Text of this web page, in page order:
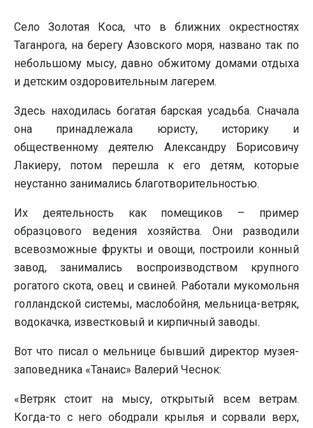
Село Золотая Коса, что в ближних окрестностях
Таганрога, на берегу Азовского моря, названо так по
небольшому мысу, давно обжитому домами отдыха
и детским оздоровительным лагерем.
Здесь находилась богатая барская усадьба. Сначала
она принадлежала юристу, историку и
общественному деятелю Александру Борисовичу
Лакиеру, потом перешла к его детям, которые
неустанно занимались благотворительностью.
Их деятельность как помещиков – пример
образцового ведения хозяйства. Они разводили
всевозможные фрукты и овощи, построили конный
завод, занимались воспроизводством крупного
рогатого скота, овец и свиней. Работали мукомольня
голландской системы, маслобойня, мельница-ветряк,
водокачка, известковый и кирпичный заводы.
Вот что писал о мельнице бывший директор музея-
заповедника «Танаис» Валерий Чеснок:
«Ветряк стоит на мысу, открытый всем ветрам.
Когда-то с него ободрали крылья и сорвали верх,